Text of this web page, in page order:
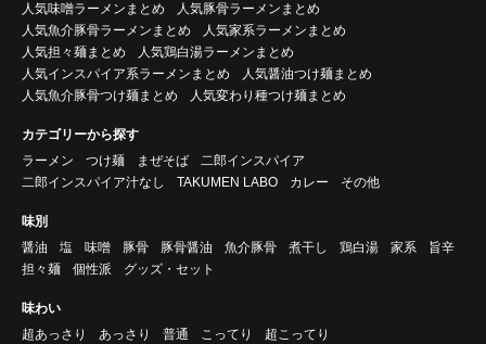
人気味噌ラーメンまとめ
人気豚骨ラーメンまとめ
人気魚介豚骨ラーメンまとめ
人気家系ラーメンまとめ
人気担々麺まとめ
人気鶏白湯ラーメンまとめ
人気インスパイア系ラーメンまとめ
人気醤油つけ麺まとめ
人気魚介豚骨つけ麺まとめ
人気変わり種つけ麺まとめ
カテゴリーから探す
ラーメン
つけ麺 まぜそば
二郎インスパイア
二郎インスパイア汁なし
TAKUMEN LABO カレー その他
味別
醤油
塩 味噌 豚骨 豚骨醤油 魚介豚骨 煮干し 鶏白湯 家系
旨辛
担々麺
個性派 グッズ・セット
味わい
超あっさり
あっさり 普通 こってり 超こってり